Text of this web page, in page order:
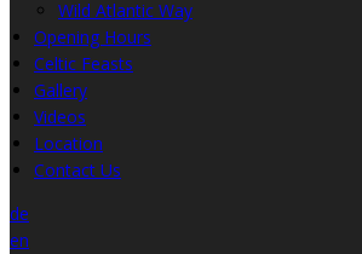
Wild Atlantic Way
Opening Hours
Celtic Feasts
Gallery
Videos
Location
Contact Us
de
en